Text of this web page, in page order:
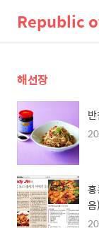
Republic
해선장
음)